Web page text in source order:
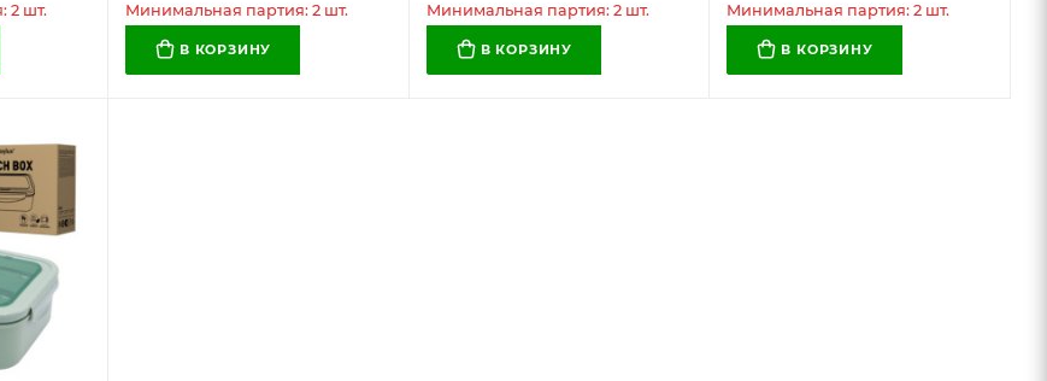
2 шт. Минимальная партия: 2 шт.
В КОРЗИНУ
Минимальная партия: 2 шт.
В КОРЗИНУ
Минимальная партия: 2 шт.
В КОРЗИНУ